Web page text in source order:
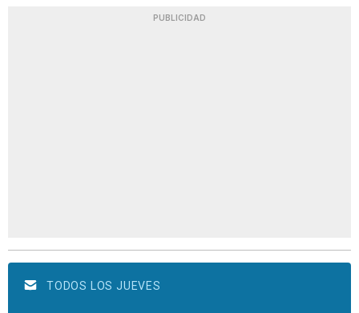
PUBLICIDAD
TODOS LOS JUEVES